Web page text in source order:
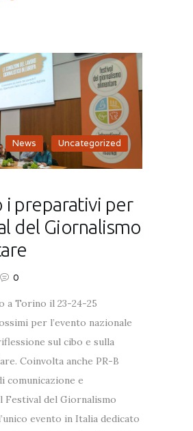
, News , Uncategorized
i preparativi per
del Giornalismo
0
a Torino il 23-24-25
per l’evento nazionale
sul cibo e sulla
Coinvolta anche PR-B
comunicazione e
Festival del Giornalismo
evento in Italia dedicato